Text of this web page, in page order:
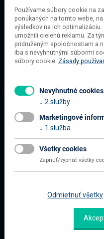
O
O
Ochrana
Používame súbory cookie na
ponúkaných na tomto webe,
výsledkov na ich
umožnili cielenú reklamu. Za
pridruženým spoločnostiam a
iba s nevyhnutnými súbormi
súbory cookie. Zásady
Nevyhnutné cookies
2 služby
Marketingové
1 služba
Všetky cookies
Zapnúť/vypnúť všetky
Odmietnuť všetky